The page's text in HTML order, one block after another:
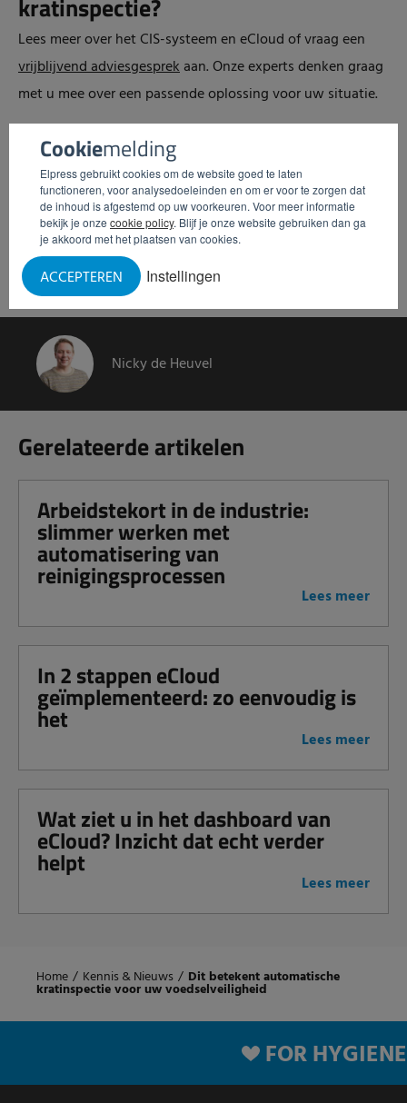
Cookiemelding
Elpress gebruikt cookies om de website goed te laten
functioneren, voor analysedoeleinden en om er voor te zorgen dat
de inhoud is afgestemd op uw voorkeuren. Voor meer informatie
bekijk je onze cookie policy. Blijf je onze website gebruiken dan ga
je akkoord met het plaatsen van cookies.
Instellingen
ACCEPTEREN
kratinspectie?
Lees meer over het CIS-systeem en eCloud of vraag een
vrijblijvend adviesgesprekaan. Onze experts denken graag
met u mee over een passende oplossing voor uw situatie.
Persoonlijk advies aanvragen
Nicky de Heuvel
Gerelateerde artikelen
Arbeidstekort in de industrie:
slimmer werken met
automatisering van
reinigingsprocessen
Lees meer
In 2 stappen eCloud
geïmplementeerd: zo eenvoudig is
het
Lees meer
Wat ziet u in het dashboard van
eCloud? Inzicht dat echt verder
helpt
Lees meer
Home / Kennis & Nieuws / Dit betekent automatische
kratinspectie voor uw voedselveiligheid
FOR HYGIENE